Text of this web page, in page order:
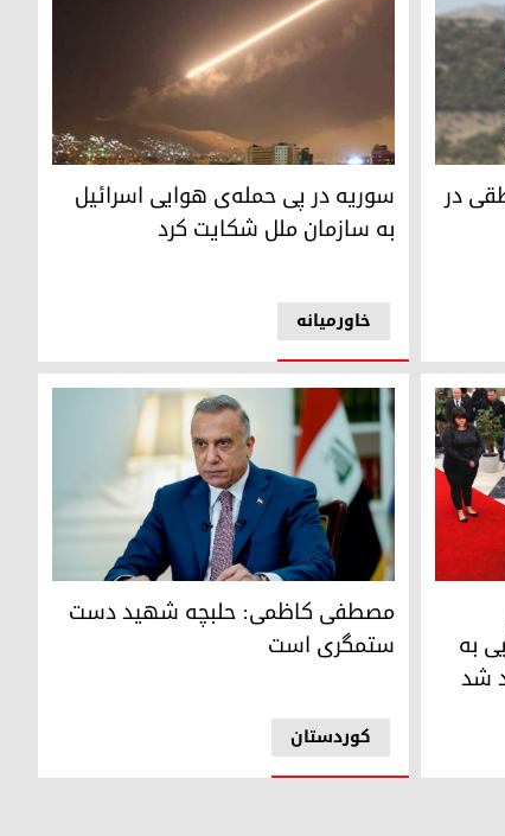
استان دهوک را بمباران کردند
در سوریه در پی حمله‌ی هوایی اسرائیل به سازمان
خاورمیانه
سوریه در پی حمله‌ی هوایی اسرائیل
به سازمان ملل شکایت کرد
همچون حمله‌ی شیمایی به حلبچه بار دیگر مشاهده
به
شد
مصطفی کاظمی: حلبچه شهید دست ستمگری
کوردستان
مصطفی کاظمی: حلبچه شهید دست
ستمگری است